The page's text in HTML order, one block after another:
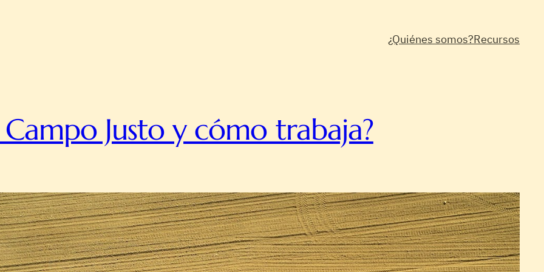
¿Quiénes somos?Recursos
Justo y cómo trabaja?